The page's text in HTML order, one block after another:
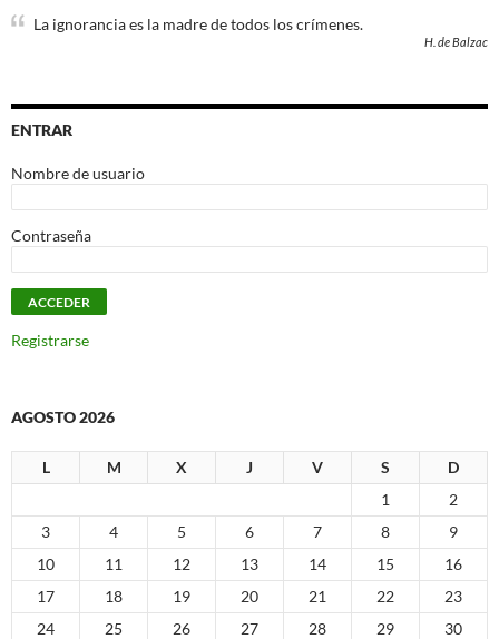
La ignorancia es la madre de todos los crímenes.
H. de Balzac
ENTRAR
Nombre de usuario
Contraseña
Registrarse
AGOSTO 2026
L M X J V S
D
1
2
3
4 5 6 7 8
9
10
11 12 13 14 15
16
17
18 19 20 21 22
23
24
25 26 27 28 29
30